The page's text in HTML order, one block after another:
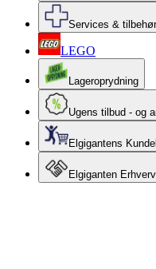
Services & tilbehør
LEGO
Lageroprydning
Ugens tilbud - og
Elgigantens
Elgiganten Erhverv